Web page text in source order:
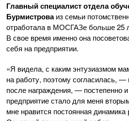
Главный специалист отдела
Бурмистроваиз семьи
отработала в МОСГАЗе больше 25
В свое время именно она
себя на предприятии.
«Я видела, с каким энтузиазмом
на работу, поэтому согласилась,
после награждения, — постепенно
предприятие стало для меня
мне нравится постоянная динамика